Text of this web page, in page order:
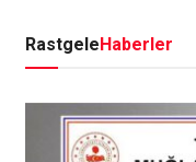
RastgeleHaberler